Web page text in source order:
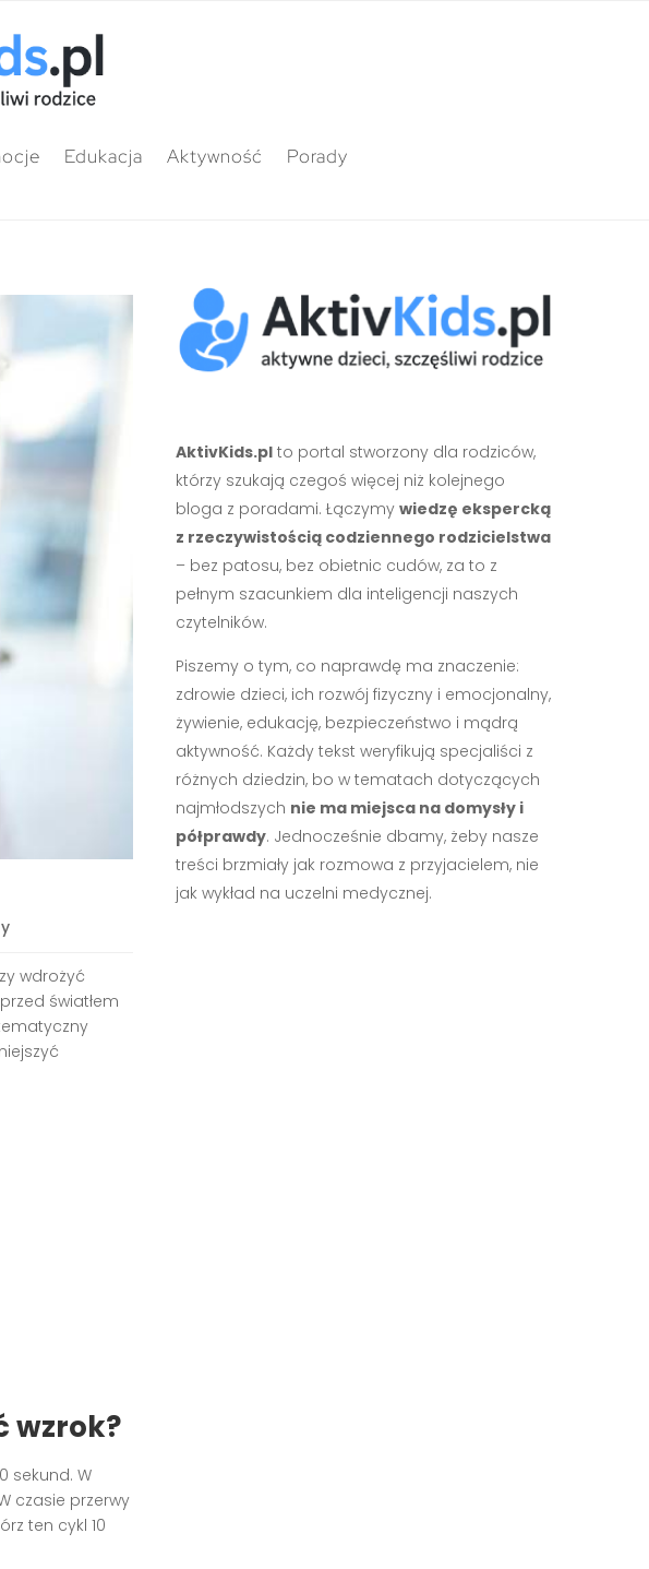
Edukacja Aktywność Porady
wdrożyć
światłem
wzrok?
sekund. W
czasie przerwy
ten cykl 10
AktivKids.plto portal stworzony dla rodziców,
którzy szukają czegoś więcej niż kolejnego
bloga z poradami. Łączymy wiedzę ekspercką
z rzeczywistością codziennego rodzicielstwa
– bez patosu, bez obietnic cudów, za to z
pełnym szacunkiem dla inteligencji naszych
czytelników.
Piszemy o tym, co naprawdę ma znaczenie:
zdrowie dzieci, ich rozwój fizyczny i emocjonalny,
żywienie, edukację, bezpieczeństwo i mądrą
aktywność. Każdy tekst weryfikują specjaliści z
różnych dziedzin, bo w tematach dotyczących
najmłodszych nie ma miejsca na domysły i
półprawdy. Jednocześnie dbamy, żeby nasze
treści brzmiały jak rozmowa z przyjacielem, nie
jak wykład na uczelni medycznej.